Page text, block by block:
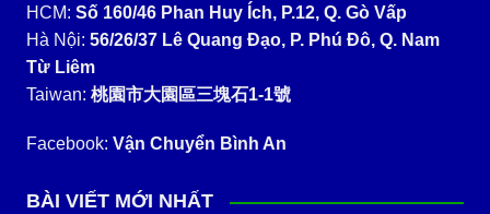
HCM: Số 160/46 Phan Huy Ích, P.12, Q. Gò Vấp
Hà Nội: 56/26/37 Lê Quang Đạo, P. Phú Đô, Q. Nam
Từ Liêm
Taiwan: 桃園市大園區三塊石1-1號
Facebook: Vận Chuyển Bình An
BÀI VIẾT MỚI NHẤT